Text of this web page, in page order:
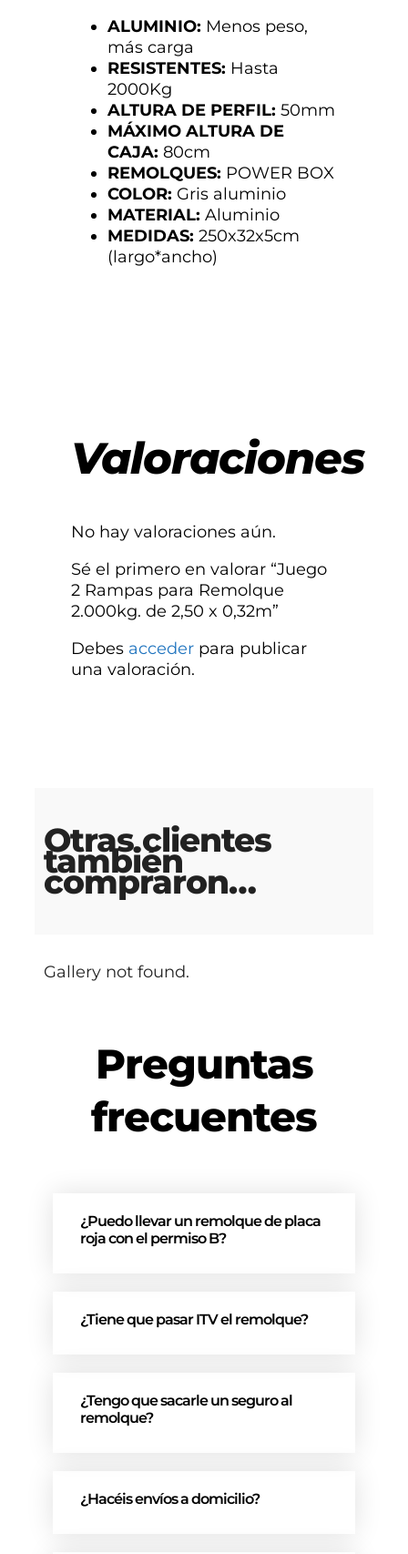
ALUMINIO: Menos peso,
más carga
RESISTENTES: Hasta
2000Kg
ALTURA DE PERFIL: 50mm
MÁXIMO ALTURA DE
CAJA: 80cm
REMOLQUES: POWER BOX
COLOR: Gris aluminio
MATERIAL: Aluminio
MEDIDAS: 250x32x5cm
(largo*ancho)
Valoraciones
No hay valoraciones aún.
Sé el primero en valorar “Juego
2 Rampas para Remolque
2.000kg. de 2,50 x 0,32m”
Debes acceder para publicar
una valoración.
Otras clientes
también
compraron…
Gallery not found.
Preguntas
frecuentes
¿Puedo llevar un remolque de placa
roja con el permiso B?
¿Tiene que pasar ITV el remolque?
¿Tengo que sacarle un seguro al
remolque?
¿Hacéis envíos a domicilio?